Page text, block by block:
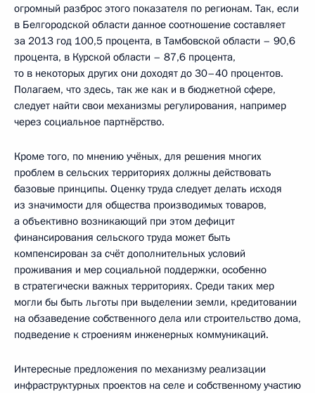
огромный разброс этого показателя по регионам. Так, если
в Белгородской области данное соотношение составляет
за 2013 год 100,5 процента, в Тамбовской области – 90,6
процента, в Курской области – 87,6 процента,
то в некоторых других они доходят до 30–40 процентов.
Полагаем, что здесь, так же как и в бюджетной сфере,
следует найти свои механизмы регулирования, например
через социальное партнёрство.
Кроме того, по мнению учёных, для решения многих
проблем в сельских территориях должны действовать
базовые принципы. Оценку труда следует делать исходя
из значимости для общества производимых товаров,
а объективно возникающий при этом дефицит
финансирования сельского труда может быть
компенсирован за счёт дополнительных условий
проживания и мер социальной поддержки, особенно
в стратегически важных территориях. Среди таких мер
могли бы быть льготы при выделении земли, кредитовании
на обзаведение собственного дела или строительство дома,
подведение к строениям инженерных коммуникаций.
Интересные предложения по механизму реализации
инфраструктурных проектов на селе и собственному участию